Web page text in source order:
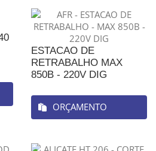
ESTACAO DE
RETRABALHO MAX
850B - 220V DIG
ORÇAMENTO